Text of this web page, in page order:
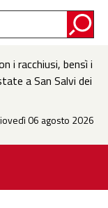
i racchiusi, bensì i
a San Salvi dei
06 agosto 2026